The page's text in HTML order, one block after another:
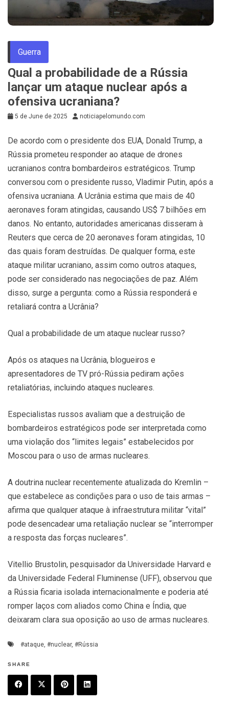
Guerra
Qual a probabilidade de a Rússia
lançar um ataque nuclear após a
ofensiva ucraniana?
5 de June de 2025 noticiapelomundo.com
De acordo com o presidente dos EUA, Donald Trump, a
Rússia prometeu responder ao ataque de drones
ucranianos contra bombardeiros estratégicos. Trump
conversou com o presidente russo, Vladimir Putin, após a
ofensiva ucraniana. A Ucrânia estima que mais de 40
aeronaves foram atingidas, causando US$ 7 bilhões em
danos. No entanto, autoridades americanas disseram à
Reuters que cerca de 20 aeronaves foram atingidas, 10
das quais foram destruídas. De qualquer forma, este
ataque militar ucraniano, assim como outros ataques,
pode ser considerado nas negociações de paz. Além
disso, surge a pergunta: como a Rússia responderá e
retaliará contra a Ucrânia?
Qual a probabilidade de um ataque nuclear russo?
Após os ataques na Ucrânia, blogueiros e
apresentadores de TV pró-Rússia pediram ações
retaliatórias, incluindo ataques nucleares.
Especialistas russos avaliam que a destruição de
bombardeiros estratégicos pode ser interpretada como
uma violação dos “limites legais” estabelecidos por
Moscou para o uso de armas nucleares.
A doutrina nuclear recentemente atualizada do Kremlin –
que estabelece as condições para o uso de tais armas –
afirma que qualquer ataque à infraestrutura militar “vital”
pode desencadear uma retaliação nuclear se “interromper
a resposta das forças nucleares”.
Vitellio Brustolin, pesquisador da Universidade Harvard e
da Universidade Federal Fluminense (UFF), observou que
a Rússia ficaria isolada internacionalmente e poderia até
romper laços com aliados como China e Índia, que
deixaram clara sua oposição ao uso de armas nucleares.
#ataque #nuclear, #Rússia
SHARE